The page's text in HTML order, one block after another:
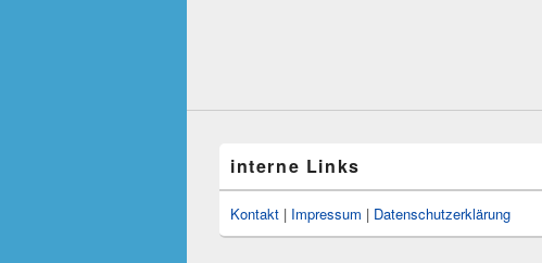
interne Links
Kontakt | Impressum | Datenschutzerklärung